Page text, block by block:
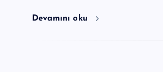
Devamını oku